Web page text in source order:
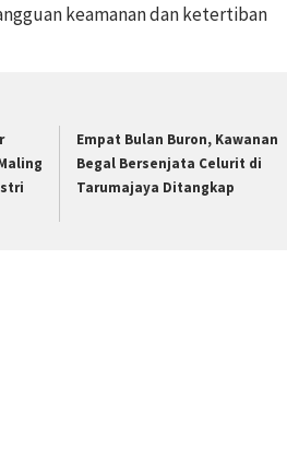
keamanan dan ketertiban
Empat Bulan Buron, Kawanan
Begal Bersenjata Celurit di
Tarumajaya Ditangkap